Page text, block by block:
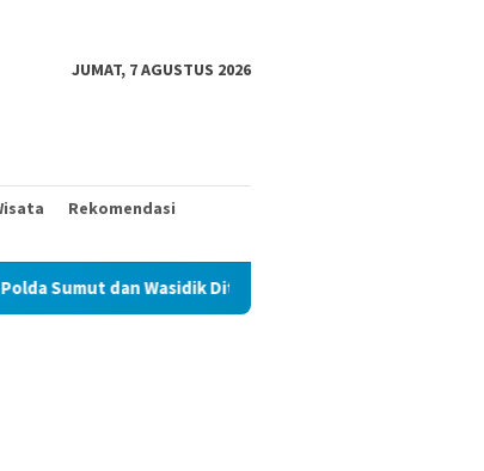
JUMAT, 7 AGUSTUS 2026
Rekomendasi
Wasidik Ditreskrimum Diduga Permainkan Masyarakat